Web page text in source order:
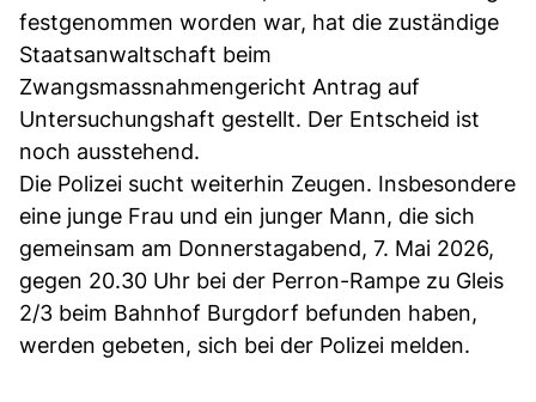
festgenommen worden war, hat die zuständige
Staatsanwaltschaft beim
Zwangsmassnahmengericht Antrag auf
Untersuchungshaft gestellt. Der Entscheid ist
noch ausstehend.
Die Polizei sucht weiterhin Zeugen. Insbesondere
eine junge Frau und ein junger Mann, die sich
gemeinsam am Donnerstagabend, 7. Mai 2026,
gegen 20.30 Uhr bei der Perron-Rampe zu Gleis
2/3 beim Bahnhof Burgdorf befunden haben,
werden gebeten, sich bei der Polizei melden.